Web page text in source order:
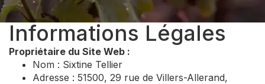
Informations Légales
Propriétaire du Site Web :
Nom : Sixtine Tellier
Adresse : 51500, 29 rue de Villers-Allerand,